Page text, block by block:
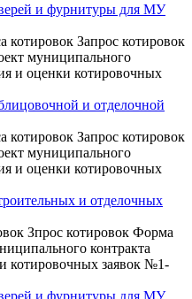
и фурнитуры для МУ
котировок Запрос котировок
муниципального
и оценки котировочных
и отделочной
котировок Запрос котировок
муниципального
и оценки котировочных
и отделочных
Зпрос котировок Форма
контракта
котировочных заявок №1-
и фурнитуры для МУ